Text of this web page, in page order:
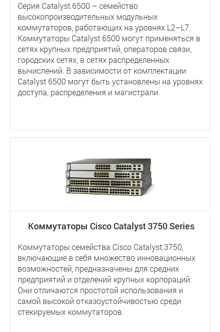
Серия Catalyst 6500 – семейство
высокопроизводительных модульных
коммутаторов, работающих на уровнях L2–L7.
Коммутаторы Catalyst 6500 могут применяться в
сетях крупных предприятий, операторов связи,
городских сетях, в сетях распределенных
вычислений. В зависимости от комплектации
Catalyst 6500 могут быть установлены на уровнях
доступа, распределения и магистрали.
Коммутаторы Cisco Catalyst 3750 Series
Коммутаторы семейства Cisco Catalyst 3750,
включающие в себя множество инновационных
возможностей, предназначены для средних
предприятий и отделений крупных корпораций.
Они отличаются простотой использования и
самой высокой отказоустойчивостью среди
стекируемых коммутаторов.